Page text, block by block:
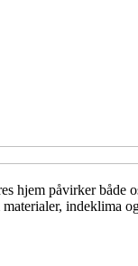
hjem påvirker
indeklima